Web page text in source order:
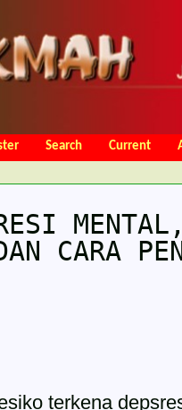
Search Current
Charges
CARA
terkena